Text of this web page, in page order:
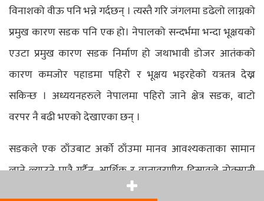
विनाशको वीऊ पनि भन्ने गर्दछन् । त्यस्तै गरि जंगलमा डढेलो लाग्नको
प्रमुख कारण सडक पनि एक हो। नेपालको सन्दर्भमा भन्दा भूक्षयको
एउटा प्रमुख कारण सडक निर्माण हो जथाभावी डोजर आतंकको
कारण कमजोर पहाडमा पहिरो र भूक्षय भइरहेको यत्रतत्र देख्न
सकिन्छ । अध्ययनहरुले नेपालमा पहिरो जाने क्षेत्र सडक, बाटो
वरपर नै बढी भएको देखाएका छन् ।
सडकले एक ठाँउबाट अर्को ठाँउमा मानव आवश्यकताका सामान
लाने ल्याउने मात्रै गर्दैन, आर्थिक र वातावरणीय हिसावले नोक्सानी
गर्ने मिचाह प्रवृतिका झार (Invasive Species) हरुको